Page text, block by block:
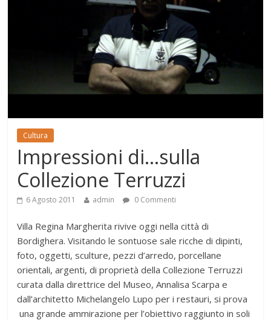
Cultura
Impressioni di…sulla
Collezione Terruzzi
6 Agosto 2011 admin 0 Commenti
Villa Regina Margherita rivive oggi nella città di
Bordighera. Visitando le sontuose sale ricche di dipinti,
foto, oggetti, sculture, pezzi d’arredo, porcellane
orientali, argenti, di proprietà della Collezione Terruzzi
curata dalla direttrice del Museo, Annalisa Scarpa e
dall’architetto Michelangelo Lupo per i restauri, si prova
una grande ammirazione per l’obiettivo raggiunto in soli